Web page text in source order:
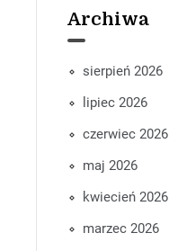
Archiwa
sierpień 2026
lipiec 2026
czerwiec 2026
maj 2026
kwiecień 2026
marzec 2026